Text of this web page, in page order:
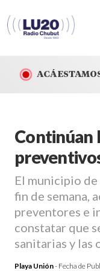
ACÁ
Continúan
El municipio de
fin de semana,
preventores e
constatar que
sanitarias y las
Playa Unión- Fecha de